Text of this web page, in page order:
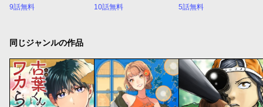
9話無料 10話無料 5話無料
同じジャンルの作品